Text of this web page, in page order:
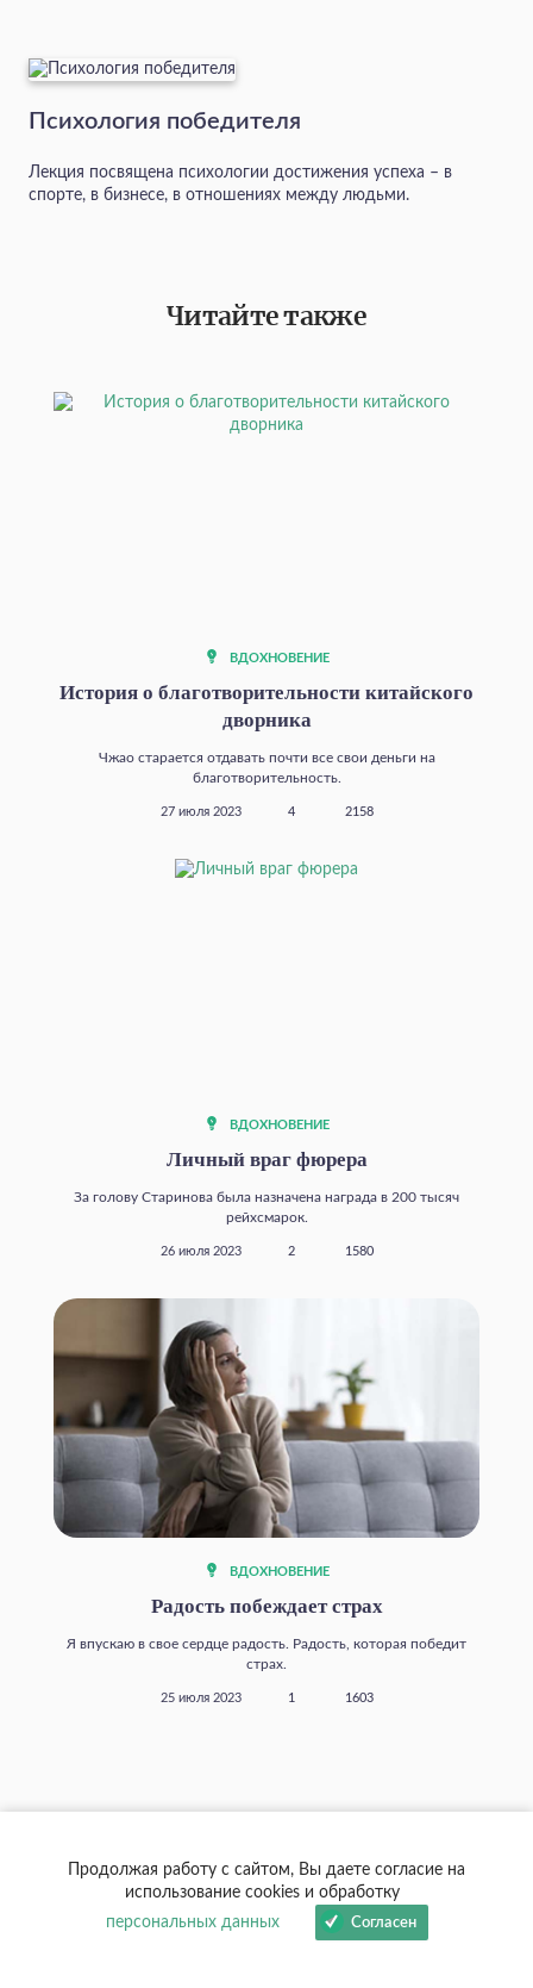
Психология победителя
Лекция посвящена психологии достижения успеха – в
спорте, в бизнесе, в отношениях между людьми.
Читайте также
ВДОХНОВЕНИЕ
История о благотворительности китайского
дворника
Чжао старается отдавать почти все свои деньги на
благотворительность.
27 июля 2023 4 2158
ВДОХНОВЕНИЕ
Личный враг фюрера
За голову Старинова была назначена награда в 200 тысяч
рейхсмарок.
26 июля 2023 2 1580
ВДОХНОВЕНИЕ
Радость побеждает страх
Я впускаю в свое сердце радость. Радость, которая победит
страх.
25 июля 2023 1 1603
Продолжая работу с сайтом, Вы даете согласие на
использование cookies и обработку
персональных данных
Согласен